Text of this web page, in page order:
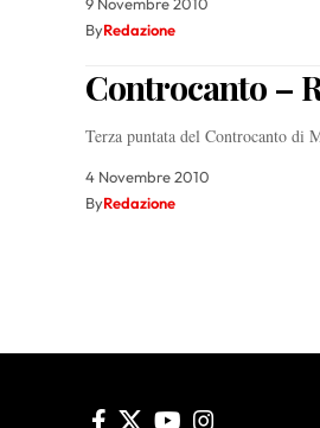
ByRedazione
Controcanto –
Terza puntata del Controcanto di
4 Novembre 2010
ByRedazione